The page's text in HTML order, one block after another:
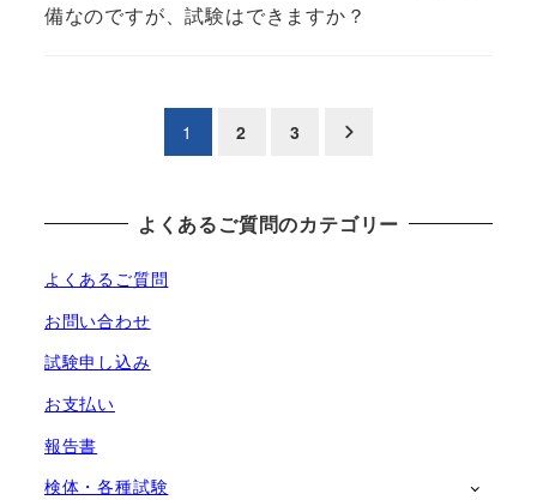
備なのですが、試験はできますか？
の
ペ
ー
ジ
送
り
1 2 3
よくあるご質問のカテゴリー
よくあるご質問
お問い合わせ
試験申し込み
お支払い
報告書
検体・各種試験